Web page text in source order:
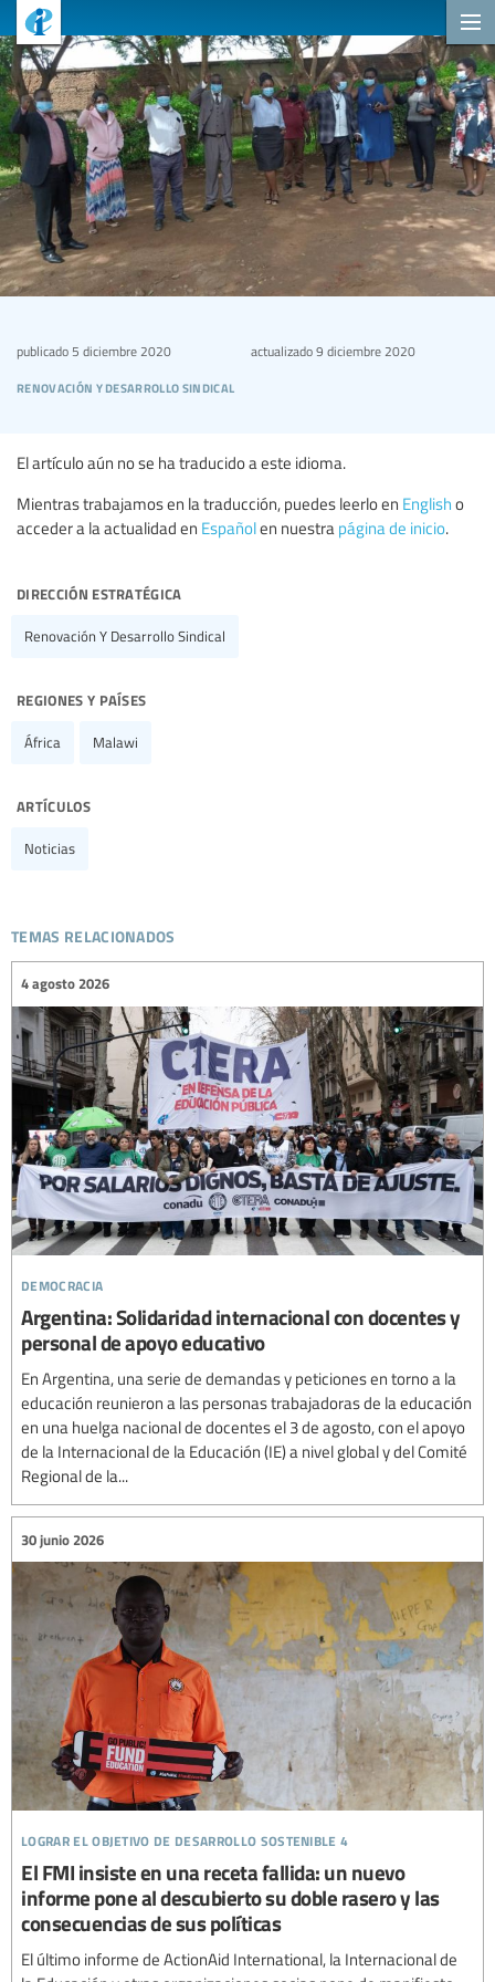
renovación y desarrollo sindical
publicado 5 diciembre 2020 actualizado9 diciembre 2020
El artículo aún no se ha traducido a este idioma.
Mientras trabajamos en la traducción, puedes leerlo en English o
acceder a la actualidad en Españolen nuestra página de inicio.
dirección estratégica
Renovación Y Desarrollo Sindical
regiones y países
África Malawi
artículos
Noticias
temas relacionados
democracia
4 agosto 2026
Argentina: Solidaridad internacional con docentes y
personal de apoyo educativo
En Argentina, una serie de demandas y peticiones en torno a la
educación reunieron a las personas trabajadoras de la educación
en una huelga nacional de docentes el 3 de agosto, con el apoyo
de la Internacional de la Educación (IE) a nivel global y del Comité
Regional de la...
lograr el objetivo de desarrollo sostenible 4
30 junio 2026
El FMI insiste en una receta fallida: un nuevo
informe pone al descubierto su doble rasero y las
consecuencias de sus políticas
El último informe de ActionAid International, la Internacional de